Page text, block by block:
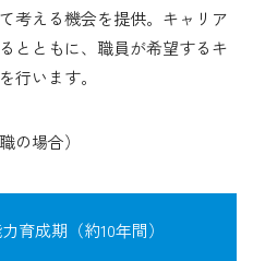
考える機会を提供。キャリア
とともに、職員が希望するキ
行います。
の場合）
育成期（約10年間）